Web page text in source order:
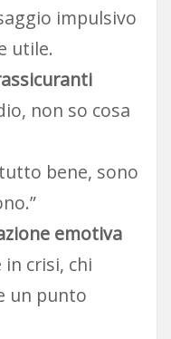
impulsivo
utile.
non so cosa
bene, sono
emotiva
crisi, chi
un punto